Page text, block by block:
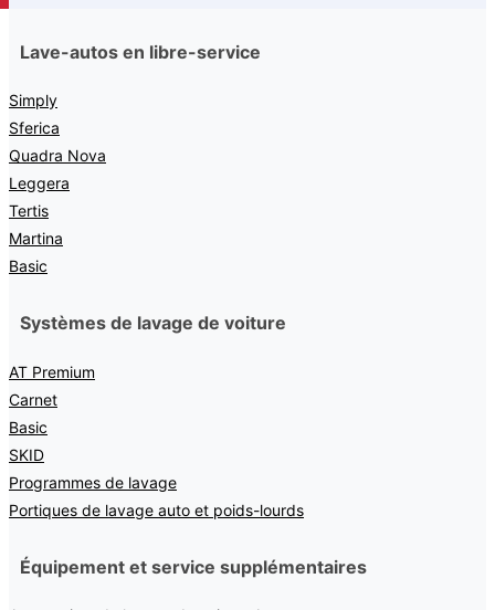
Lave-autos en libre-service
Simply
Sferica
Quadra Nova
Leggera
Tertis
Martina
Basic
Systèmes de lavage de voiture
AT Premium
Carnet
Basic
SKID
Programmes de lavage
Portiques de lavage auto et poids-lourds
Équipement et service supplémentaires